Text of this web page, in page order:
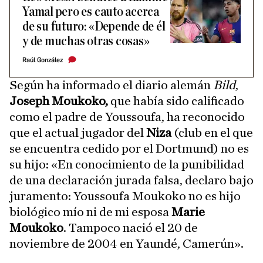
Yamal pero es cauto acerca
de su futuro: «Depende de él
y de muchas otras cosas»
Raúl González
Según ha informado el diario alemán Bild,
Joseph Moukoko, que había sido calificado
como el padre de Youssoufa, ha reconocido
que el actual jugador del Niza (club en el que
se encuentra cedido por el Dortmund) no es
su hijo: «En conocimiento de la punibilidad
de una declaración jurada falsa, declaro bajo
juramento: Youssoufa Moukoko no es hijo
biológico mío ni de mi esposa Marie
Moukoko. Tampoco nació el 20 de
noviembre de 2004 en Yaundé, Camerún».